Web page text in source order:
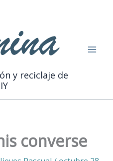
y reciclaje de
converse